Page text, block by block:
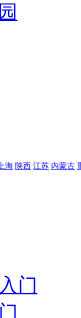
上海 陕西 江苏 内蒙古
门